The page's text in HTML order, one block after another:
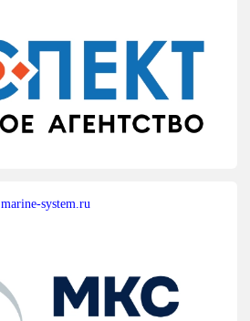
marine-system.ru